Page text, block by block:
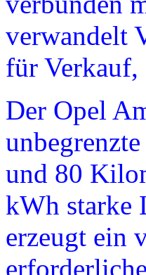
verwandelt
für
Der Opel
und 80
kWh starke
erzeugt ein